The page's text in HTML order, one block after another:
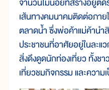
เส้นทางคมนาคมติดต่อภา
ตลาดน้ำ ซึ่งพ่อค้าแม่ค้านำ
ประชาชนที่อาศัยอยู่ในละแ
สิ่งดึงดูดนักท่องเที่ยว ทั้งชา
เที่ยวชมกิจกรรม และควา